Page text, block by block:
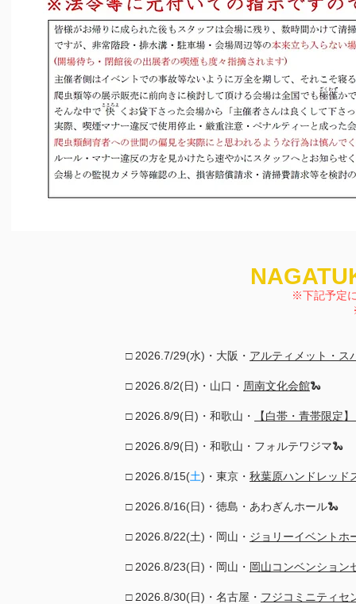
※下記予定
□ 2026.7/29(水)・大阪・ アルティメット・ス
□ 2026.8/2(日)・山口・ 周南文化会館🐍
□ 2026.8/9(日)・和歌山・ 【白帯・青帯限定
□ 2026.8/9(日)・和歌山・フォルテワジマ🐍
□ 2026.8/15(土)・東京・ 秋葉原ハンドレッド
□ 2026.8/16(日)・徳島・あわぎんホール🐍
□ 2026.8/22(土)・岡山・ ジョリーイベントホ
□ 2026.8/23(日)・岡山​・ 岡山コンベンション
□ 2026.8/30(日)・名古屋・ フジコミニティセ